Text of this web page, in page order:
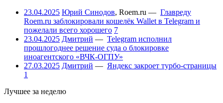
23.04.2025 Юрий Синодов, Roem.ru — Главреду
Roem.ru заблокировали кошелёк Wallet в Telegram и
пожелали всего хорошего 7
23.04.2025 Дмитрий — Telegram исполнил
прошлогоднее решение суда о блокировке
иноагентского «ВЧК-ОГПУ»
27.03.2025 Дмитрий — Яндекс закроет турбо-страницы
1
Лучшее за неделю